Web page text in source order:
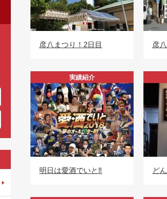
彦八まつり！2日目 彦
実績紹介
明日は愛酒でいと‼️ ど